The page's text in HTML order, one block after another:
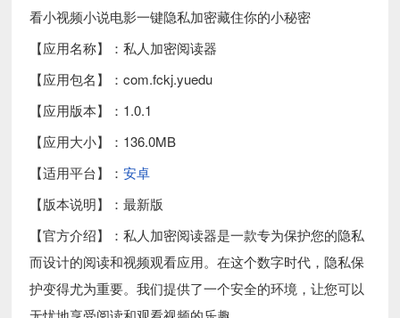
看小视频小说电影一键隐私加密藏住你的小秘密
【应用名称】：私人加密阅读器
【应用包名】：com.fckj.yuedu
【应用版本】：1.0.1
【应用大小】：136.0MB
【适用平台】：安卓
【版本说明】：最新版
【官方介绍】：私人加密阅读器是一款专为保护您的隐私
而设计的阅读和视频观看应用。在这个数字时代，隐私保
护变得尤为重要。我们提供了一个安全的环境，让您可以